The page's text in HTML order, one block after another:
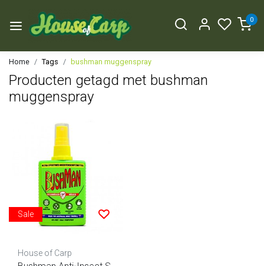
0
Home Tags bushman muggenspray
Producten getagd met bushman
muggenspray
Sale
House of Carp